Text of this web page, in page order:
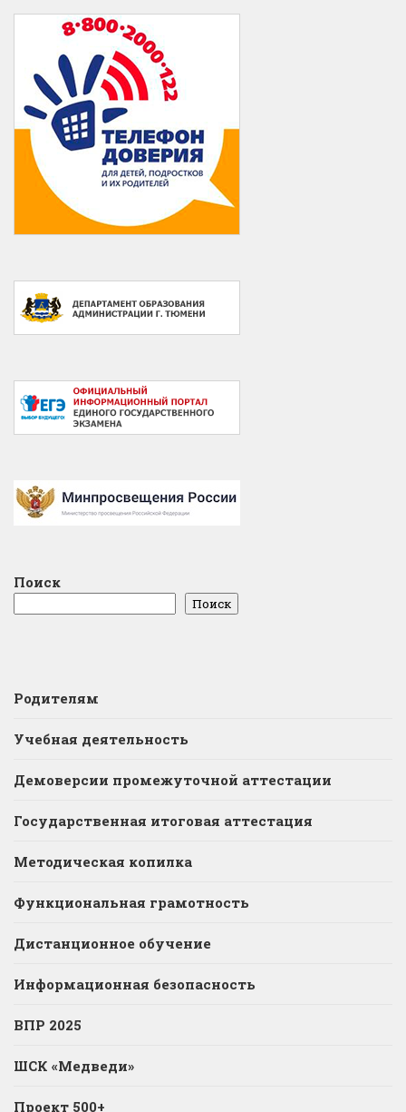
Поиск
Поиск
Родителям
Учебная деятельность
Демоверсии промежуточной аттестации
Государственная итоговая аттестация
Методическая копилка
Функциональная грамотность
Дистанционное обучение
Информационная безопасность
ВПР 2025
ШСК «Медведи»
Проект 500+